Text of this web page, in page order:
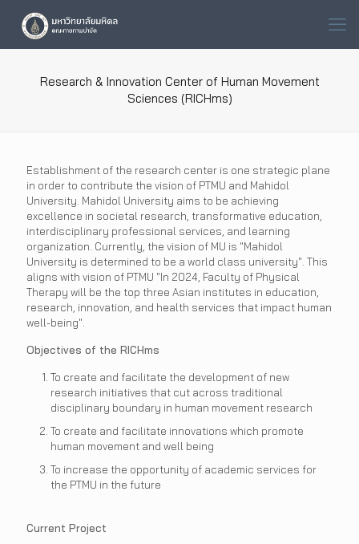
Research & Innovation Center of Human Movement
Sciences (RICHms)
Establishment of the research center is one strategic plane
in order to contribute the vision of PTMU and Mahidol
University. Mahidol University aims to be achieving
excellence in societal research, transformative education,
interdisciplinary professional services, and learning
organization. Currently, the vision of MU is "Mahidol
University is determined to be a world class university". This
aligns with vision of PTMU "In 2024, Faculty of Physical
Therapy will be the top three Asian institutes in education,
research, innovation, and health services that impact human
well-being".
Objectives of the RICHms
To create and facilitate the development of new
research initiatives that cut across traditional
disciplinary boundary in human movement research
To create and facilitate innovations which promote
human movement and well being
To increase the opportunity of academic services for
the PTMU in the future
Current Project